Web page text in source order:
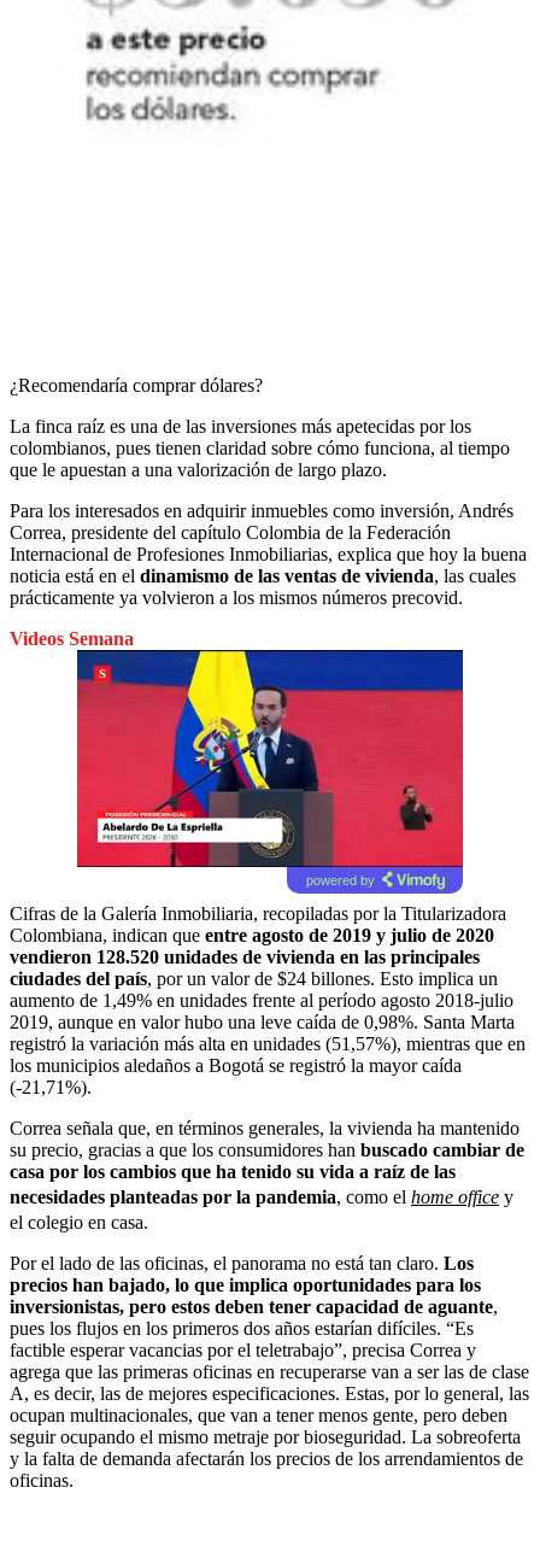
¿Recomendaría comprar dólares?
La finca raíz es una de las inversiones más apetecidas por los
colombianos, pues tienen claridad sobre cómo funciona, al tiempo
que le apuestan a una valorización de largo plazo.
Para los interesados en adquirir inmuebles como inversión, Andrés
Correa, presidente del capítulo Colombia de la Federación
Internacional de Profesiones Inmobiliarias, explica que hoy la buena
noticia está en el dinamismo de las ventas de vivienda, las cuales
prácticamente ya volvieron a los mismos números precovid.
Videos Semana
powered by
Cifras de la Galería Inmobiliaria, recopiladas por la Titularizadora
Colombiana, indican que entre agosto de 2019 y julio de 2020
vendieron 128.520 unidades de vivienda en las principales
ciudades del país, por un valor de $24 billones. Esto implica un
aumento de 1,49% en unidades frente al período agosto 2018-julio
2019, aunque en valor hubo una leve caída de 0,98%. Santa Marta
registró la variación más alta en unidades (51,57%), mientras que en
los municipios aledaños a Bogotá se registró la mayor caída
(-21,71%).
Correa señala que, en términos generales, la vivienda ha mantenido
su precio, gracias a que los consumidores han buscado cambiar de
casa por los cambios que ha tenido su vida a raíz de las
necesidades planteadas por la pandemia, como el home office y
el colegio en casa.
Por el lado de las oficinas, el panorama no está tan claro. Los
precios han bajado, lo que implica oportunidades para los
inversionistas, pero estos deben tener capacidad de aguante,
pues los flujos en los primeros dos años estarían difíciles. “Es
factible esperar vacancias por el teletrabajo”, precisa Correa y
agrega que las primeras oficinas en recuperarse van a ser las de clase
A, es decir, las de mejores especificaciones. Estas, por lo general, las
ocupan multinacionales, que van a tener menos gente, pero deben
seguir ocupando el mismo metraje por bioseguridad. La sobreoferta
y la falta de demanda afectarán los precios de los arrendamientos de
oficinas.